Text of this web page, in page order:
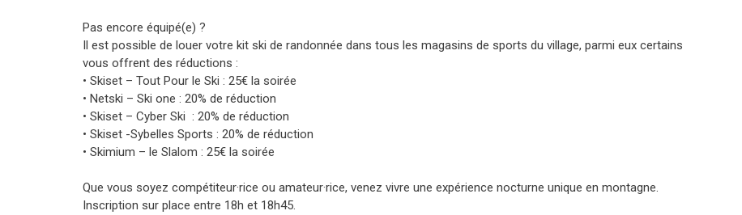
Pas encore équipé(e) ?
Il est possible de louer votre kit ski de randonnée dans tous les magasins de sports du village, parmi eux certains
vous offrent des réductions :
• Skiset – Tout Pour le Ski : 25€ la soirée
• Netski – Ski one : 20% de réduction
• Skiset – Cyber Ski : 20% de réduction
• Skiset -Sybelles Sports : 20% de réduction
• Skimium – le Slalom : 25€ la soirée
Que vous soyez compétiteur·rice ou amateur·rice, venez vivre une expérience nocturne unique en montagne.
Inscription sur place entre 18h et 18h45.